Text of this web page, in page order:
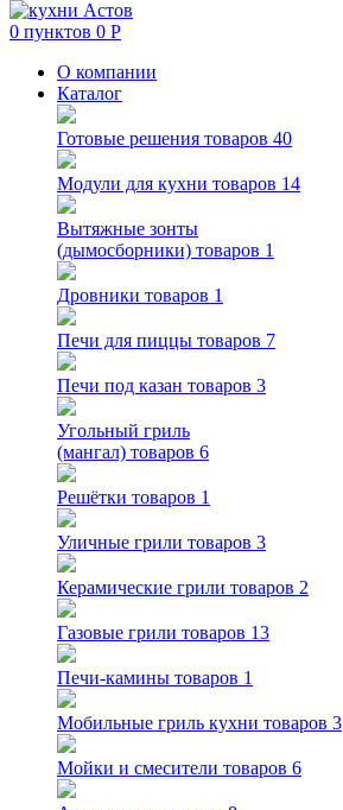
0 пунктов 0 Р
О компании
Каталог
Готовые решения товаров 40
Модули для кухни товаров 14
Вытяжные зонты
(дымосборники) товаров 1
Дровники товаров 1
Печи для пиццы товаров 7
Печи под казан товаров 3
Угольный гриль
(мангал) товаров 6
Решётки товаров 1
Уличные грили товаров 3
Керамические грили товаров 2
Газовые грили товаров 13
Печи-камины товаров 1
Мобильные гриль кухни товаров 3
Мойки и смесители товаров 6